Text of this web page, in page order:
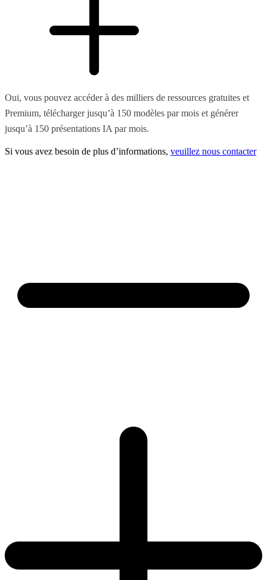
Oui, vous pouvez accéder à des milliers de ressources gratuites et
Premium, télécharger jusqu’à 150 modèles par mois et générer
jusqu’à 150 présentations IA par mois.
Si vous avez besoin de plus d’informations, veuillez nous contacter